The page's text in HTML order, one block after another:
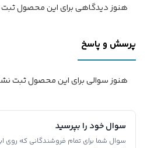
هنوز دیدگاهی برای این محصول
پرسش و پاسخ
هنوز سوالی برای این محصول ثبت
سوال خود را بپرسید